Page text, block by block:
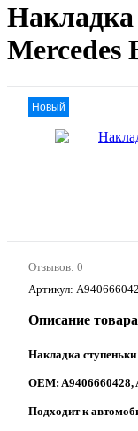
Накладка
Mercedes
Новый
Отзывов: 0
Артикул:
Описание
Накладка
ОEM: A9406660428,
Подходит к